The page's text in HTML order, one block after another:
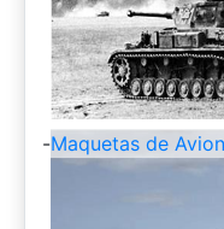
-Maquetas de